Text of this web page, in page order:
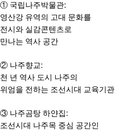
① 국립나주박물관:
영산강 유역의 고대 문화를
전시와 실감콘텐츠로
만나는 역사 공간
② 나주향교:
천 년 역사 도시 나주의
위엄을 전하는 조선시대 교육기관
③ 나주곰탕 하얀집:
조선시대 나주목 중심 공간인